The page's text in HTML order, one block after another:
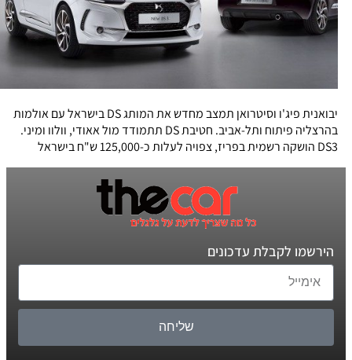
יבואנית פיג'ו וסיטרואן תמצב מחדש את המותג DS בישראל עם אולמות
בהרצליה פיתוח ותל-אביב. חטיבת DS תתמודד מול אאודי, וולוו ומיני.
DS3 הושקה רשמית בפריז, צפויה לעלות כ-125,000 ש"ח בישראל
הירשמו לקבלת עדכונים
שליחה